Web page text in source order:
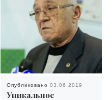
Опубликовано 03.06.2019
Уникальное